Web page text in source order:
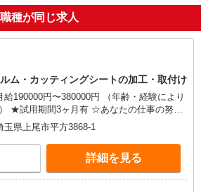
掲載期間終了
種が同じ求人
ム・カッティングシートの加工・取付け
給190000円〜380000円 （年齢・経験により
用期間3ヶ月有 ☆あなたの仕事の努力
料にしっかり反映。 努力があなたに返って
で、モチベーション高く仕事に取り組んで
けます。
玉県上尾市平方3868-1
詳細を見る